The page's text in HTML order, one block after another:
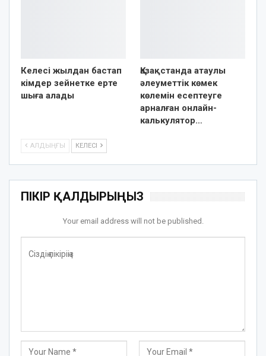
Келесі жылдан бастап
кімдер зейнетке ерте
шыға алады
Қазақстанда атаулы
әлеуметтік көмек
көлемін есептеуге
арналған онлайн-
калькулятор…
АЛДЫҢҒЫ КЕЛЕСІ
ПІКІР ҚАЛДЫРЫҢЫЗ
Your email address will not be published.